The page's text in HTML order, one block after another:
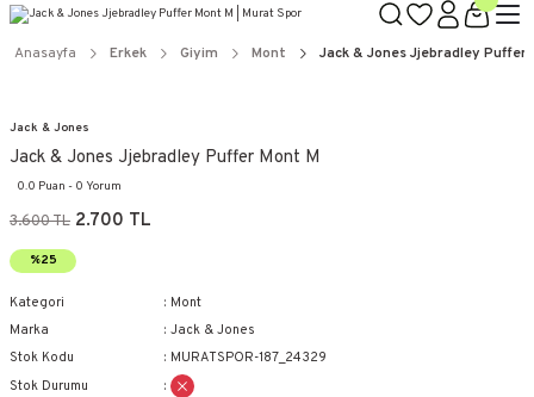
Anasayfa Erkek Giyim Mont Jack & Jones Jjebradley Puffer
Jack & Jones
Jack & Jones Jjebradley Puffer Mont M
0.0 Puan - 0 Yorum
3.600 TL 2.700 TL
%25
Kategori
Mont
Marka
Jack & Jones
Stok Kodu
MURATSPOR-187_24329
Stok Durumu